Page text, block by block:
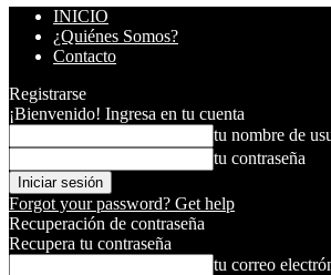
INICIO
¿Quiénes Somos?
Contacto
Registrarse
¡Bienvenido! Ingresa en tu cuenta
tu nombre de
tu contraseña
Forgot your password? Get help
Recuperación de contraseña
Recupera tu contraseña
tu correo